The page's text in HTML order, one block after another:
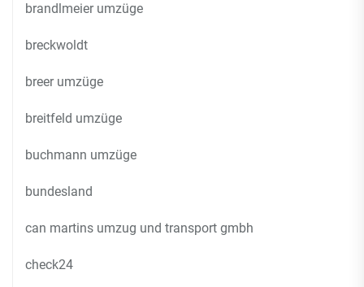
brandlmeier umzüge
breckwoldt
breer umzüge
breitfeld umzüge
buchmann umzüge
bundesland
can martins umzug und transport gmbh
check24